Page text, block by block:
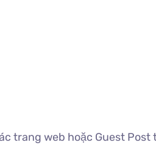
trang web hoặc Guest Post